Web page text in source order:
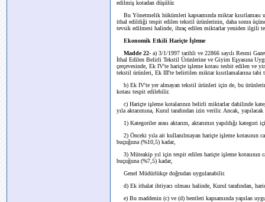
edilmiş kotadan düşülür.
Bu Yönetmelik hükümleri kapsamında miktar
ithal edildiği tespit edilen tekstil ürünlerinin, daha sonra
tevsik edilmesi halinde, ihraç edilen miktarlar yeniden ilgili
Ekonomik Etkili Hariçte İşleme
Madde 22- a) 3/1/1997 tarihli ve 22866 sayılı Resmi
İthal Edilen Belirli Tekstil Ürünlerine ve Giyim Eşyasına
çerçevesinde, Ek IV'te hariçte işleme kotası tesbit edilen ve
tekstil ürünleri, Ek III'te belirtilen miktar kısıtlamalarına tabi
b) Ek IV'te yer almayan tekstil ürünleri için de, bu
kotası tespit edilebilir.
c) Hariçte işleme kotalarının belirli miktarlar dahilinde
yıla aktarımına, Kurul tarafından izin verilir. Ancak, yapılacak
1) Kategoriler arası aktarım, aktarımın yapıldığı
2) Önceki yıla ait kullanılmayan hariçte işleme kotasının
buçuğuna (%10,5) kadar,
3) Müteakip yıl için tespit edilen hariçte işleme kotasının
buçuğuna (%7,5) kadar,
Genel Müdürlükçe doğrudan uygulanabilir.
d) Ek ithalat ihtiyacı olması halinde, Kurul tarafından,
e) Bu maddenin (c) ve (d) bentleri kapsamında yapılan